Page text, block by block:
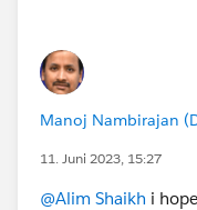
Manoj Nambirajan
11. Juni 2023, 15:27
@Alim Shaikh i